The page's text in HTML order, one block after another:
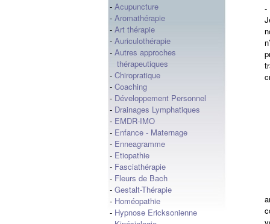
- Acupuncture
- Aromathérapie
- Art thérapie
- Auriculothérapie
- Autres approches
thérapeutiques
- Chiropratique
- Coaching
- Développement Personnel
- Drainages Lymphatiques
- EMDR-IMO
- Enfance - Maternage
- Enneagramme
- Etiopathie
- Fasciathérapie
- Fleurs de Bach
- Gestalt-Thérapie
- Homéopathie
- Hypnose Ericksonienne